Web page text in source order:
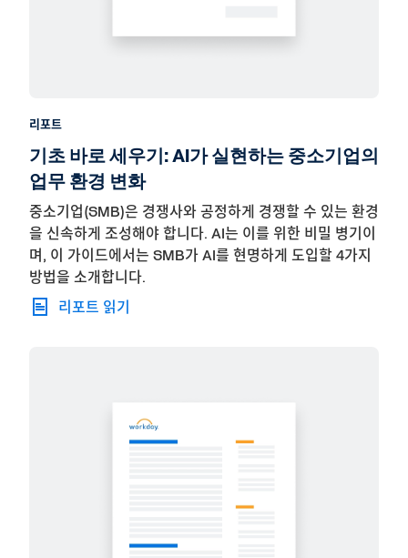
리포트
기초 바로 세우기: AI가 실현하는 중소기업의
업무 환경 변화
중소기업(SMB)은 경쟁사와 공정하게 경쟁할 수 있는 환경
을 신속하게 조성해야 합니다. AI는 이를 위한 비밀 병기이
며, 이 가이드에서는 SMB가 AI를 현명하게 도입할 4가지
방법을 소개합니다.
리포트 읽기